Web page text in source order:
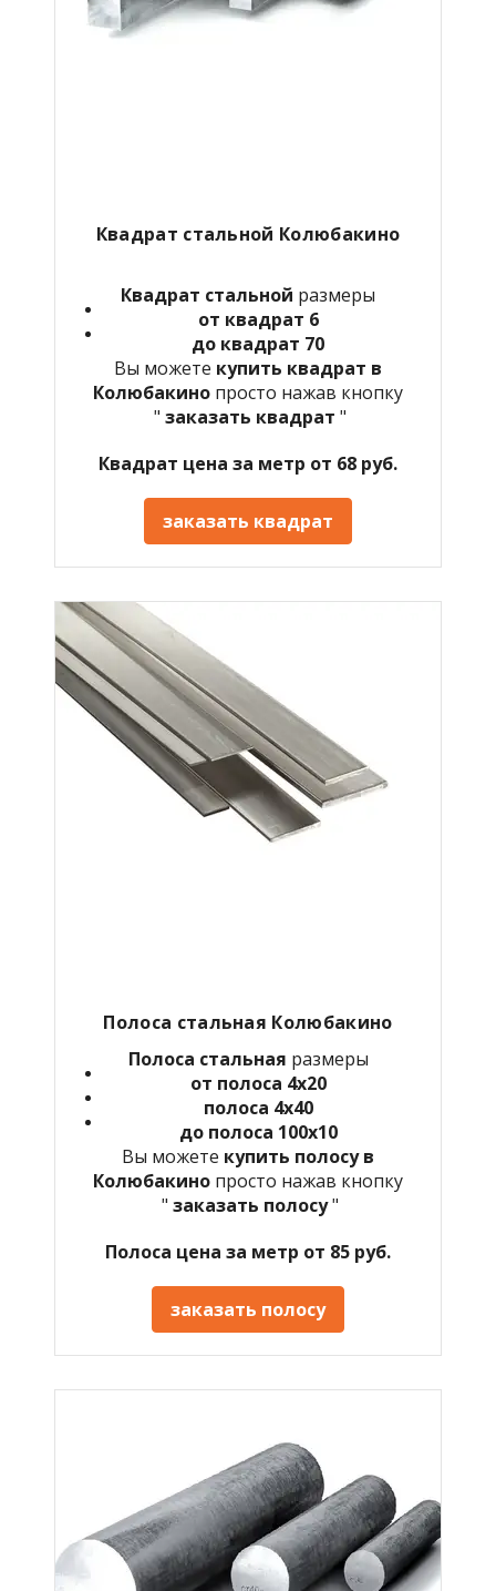
Квадрат стальной Колюбакино
Квадрат стальной размеры
от квадрат 6
до квадрат 70
Вы можете купить квадрат в
Колюбакино просто нажав кнопку
" заказать квадрат "
Квадрат цена за метр от 68 руб.
заказать квадрат
Полоса стальная Колюбакино
Полоса стальная размеры
от полоса 4х20
полоса 4х40
до полоса 100х10
Вы можете купить полосу в
Колюбакино просто нажав кнопку
" заказать полосу"
Полоса цена за метр от 85 руб.
заказать полосу